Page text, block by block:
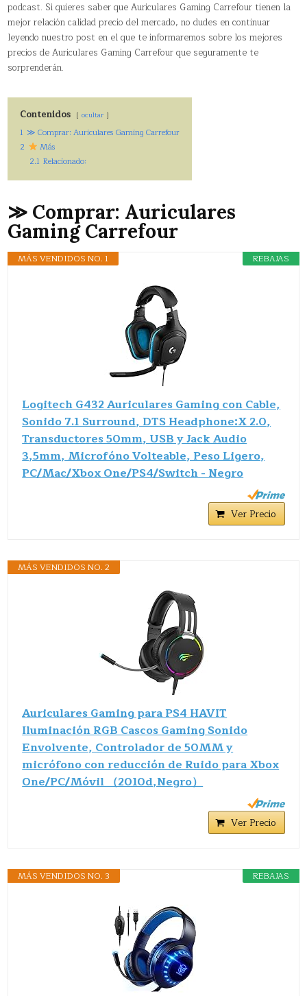
podcast. Si quieres saber que Auriculares Gaming Carrefour tienen la
mejor relación calidad precio del mercado, no dudes en continuar
leyendo nuestro post en el que te informaremos sobre los mejores
precios de Auriculares Gaming Carrefour que seguramente te
sorprenderán.
Contenidos ocultar
1 ≫ Comprar: Auriculares Gaming Carrefour
2
Más
2.1 Relacionado:
≫ Comprar: Auriculares
Gaming Carrefour
REBAJAS
MÁS VENDIDOS NO. 1
Logitech G432 Auriculares Gaming con Cable,
Sonido 7.1 Surround, DTS Headphone:X 2.0,
Transductores 50mm, USB y Jack Audio
3,5mm, Microfóno Volteable, Peso Ligero,
PC/Mac/Xbox One/PS4/Switch - Negro
Ver Precio
MÁS VENDIDOS NO. 2
Auriculares Gaming para PS4 HAVIT
Iluminación RGB Cascos Gaming Sonido
Envolvente, Controlador de 50MM y
micrófono con reducción de Ruido para Xbox
One/PC/Móvil （2010d,Negro）
Ver Precio
REBAJAS
MÁS VENDIDOS NO. 3